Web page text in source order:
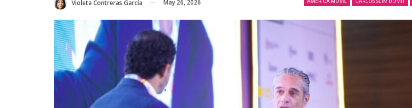
AMÉRICA MÓVIL CARLOS SLIM DOMIT
Violeta Contreras García May 26, 2026